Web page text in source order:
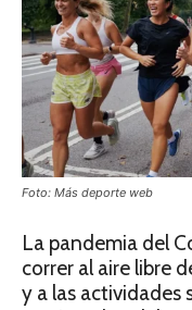
Foto: Más deporte web
La pandemia del
correr al aire libre
y a las actividades